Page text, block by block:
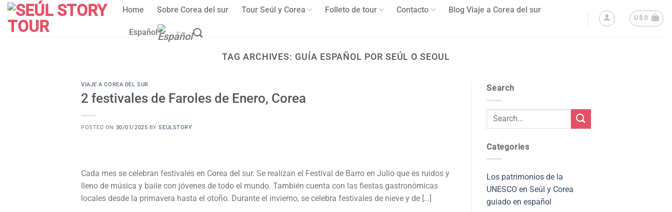
Skip
content
Home Sobre Corea del sur Tour Seúl y Corea Folleto de tour Contacto Blog Viaje a Corea del sur
Español
U$0
TAG ARCHIVES: GUÍA ESPAÑOL POR SEÚL O SEOUL
VIAJE A COREA DEL SUR
2 festivales de Faroles de Enero, Corea
POSTED ON 30/01/2025 BYSEULSTORY
Cada mes se celebran festivales en Corea del sur. Se realizan el Festival de Barro en Julio que es ruidos y
lleno de música y baile con jóvenes de todo el mundo. También cuenta con las fiestas gastronómicas
locales desde la primavera hasta el otoño. Durante el invierno, se celebra festivales de nieve y de […]
Search
Categories
Los patrimonios de la
UNESCO en Seúl y Corea
guiado en español